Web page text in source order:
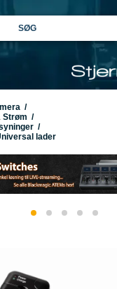
SØG
/
Strøm /
/
lader